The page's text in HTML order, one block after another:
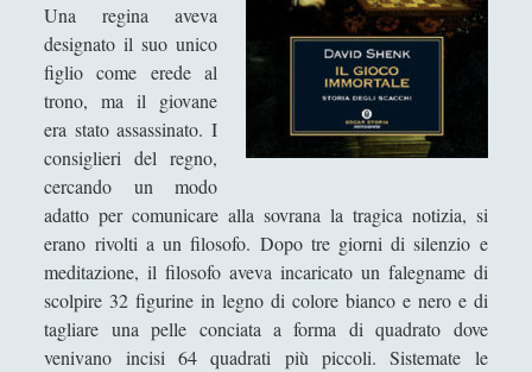
Scienza
► Storia(144)
Libri Recensiti (441)
► Random (28)
► Ironia(7)
► Un Po’ Di Narrativa(7)
► Attualità (12)
► Azione Filosofica
Una regina aveva
designato il suo unico
figlio come erede al
trono, ma il giovane
era stato assassinato. I
consiglieri del regno,
cercando un modo
adatto per comunicare alla sovrana la tragica notizia, si
erano rivolti a un filosofo. Dopo tre giorni di silenzio e
meditazione, il filosofo aveva incaricato un falegname di
scolpire 32 figurine in legno di colore bianco e nero e di
tagliare una pelle conciata a forma di quadrato dove
venivano incisi 64 quadrati più piccoli. Sistemate le